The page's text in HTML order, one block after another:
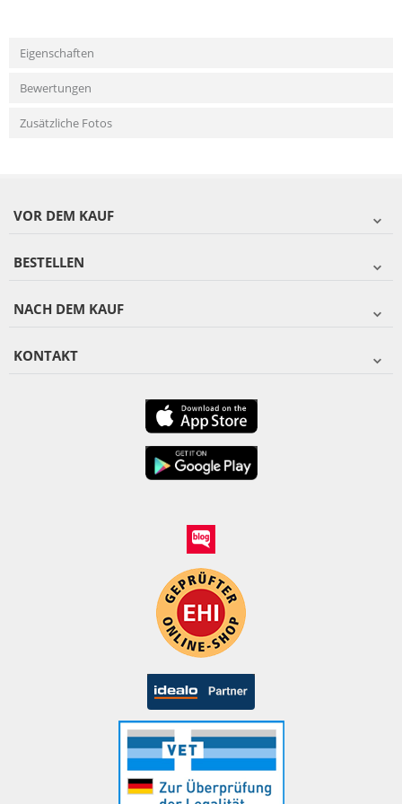
Eigenschaften
Bewertungen
Zusätzliche Fotos
VOR DEM KAUF
BESTELLEN
NACH DEM KAUF
KONTAKT